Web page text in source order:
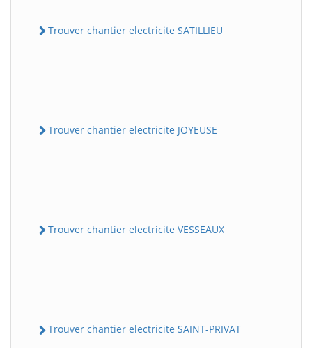
Trouver chantier electricite SATILLIEU
Trouver chantier electricite JOYEUSE
Trouver chantier electricite VESSEAUX
Trouver chantier electricite SAINT-PRIVAT